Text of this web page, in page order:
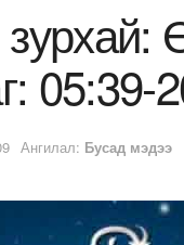
05:39-
Ангилал: Бусад мэдээ